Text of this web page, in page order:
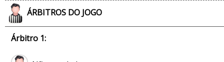
ÁRBITROS DO JOGO
Árbitro 1: